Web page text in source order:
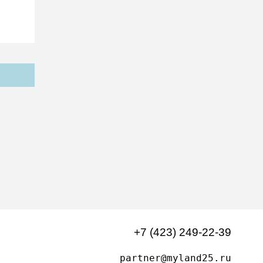
+7 (423) 249-22-39
partner@myland25.ru